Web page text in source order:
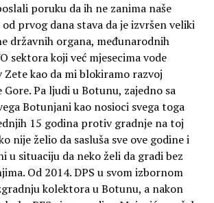
poruku da ih ne zanima naše
prvog dana stava da je izvršen veliki
državnih organa, međunarodnih
sektora koji već mjesecima vode
kao da mi blokiramo razvoj
Pa ljudi u Botunu, zajedno sa
Botunjani kao nosioci svega toga
15 godina protiv gradnje na toj
nije želio da sasluša sve ove godine i
u situaciju da neko želi da gradi bez
Od 2014. DPS u svom izbornom
kolektora u Botunu, a nakon